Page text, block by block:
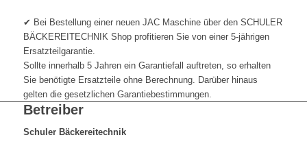
✔ Bei Bestellung einer neuen JAC Maschine über den SCHULER
BÄCKEREITECHNIK Shop profitieren Sie von einer 5-jährigen
Ersatzteilgarantie.
Sollte innerhalb 5 Jahren ein Garantiefall auftreten, so erhalten
Sie benötigte Ersatzteile ohne Berechnung. Darüber hinaus
gelten die gesetzlichen Garantiebestimmungen.
Betreiber
Schuler Bäckereitechnik